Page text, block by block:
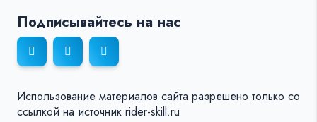
Подписывайтесь на нас
Использование материалов сайта разрешено только со
ссылкой на источник rider-skill.ru